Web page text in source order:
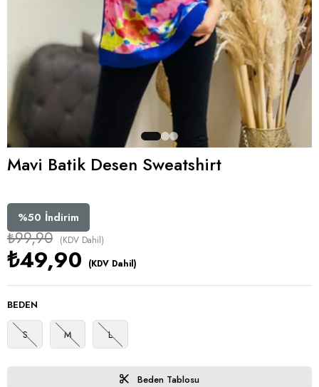
Mavi Batik Desen Sweatshirt
%50 İndirim
₺99,90 (KDV Dahil)
₺49,90 (KDV Dahil)
BEDEN
S M L
Beden Tablosu